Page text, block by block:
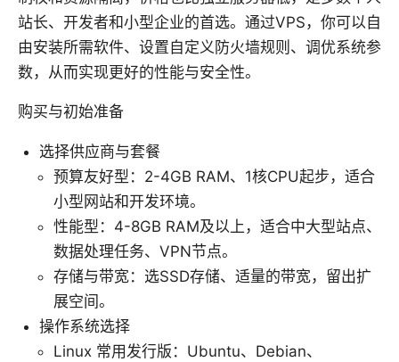
站长、开发者和小型企业的首选。通过VPS，你可以自
由安装所需软件、设置自定义防火墙规则、调优系统参
数，从而实现更好的性能与安全性。
购买与初始准备
选择供应商与套餐
预算友好型：2-4GB RAM、1核CPU起步，适合
小型网站和开发环境。
性能型：4-8GB RAM及以上，适合中大型站点、
数据处理任务、VPN节点。
存储与带宽：选SSD存储、适量的带宽，留出扩
展空间。
操作系统选择
Linux 常用发行版：Ubuntu、Debian、